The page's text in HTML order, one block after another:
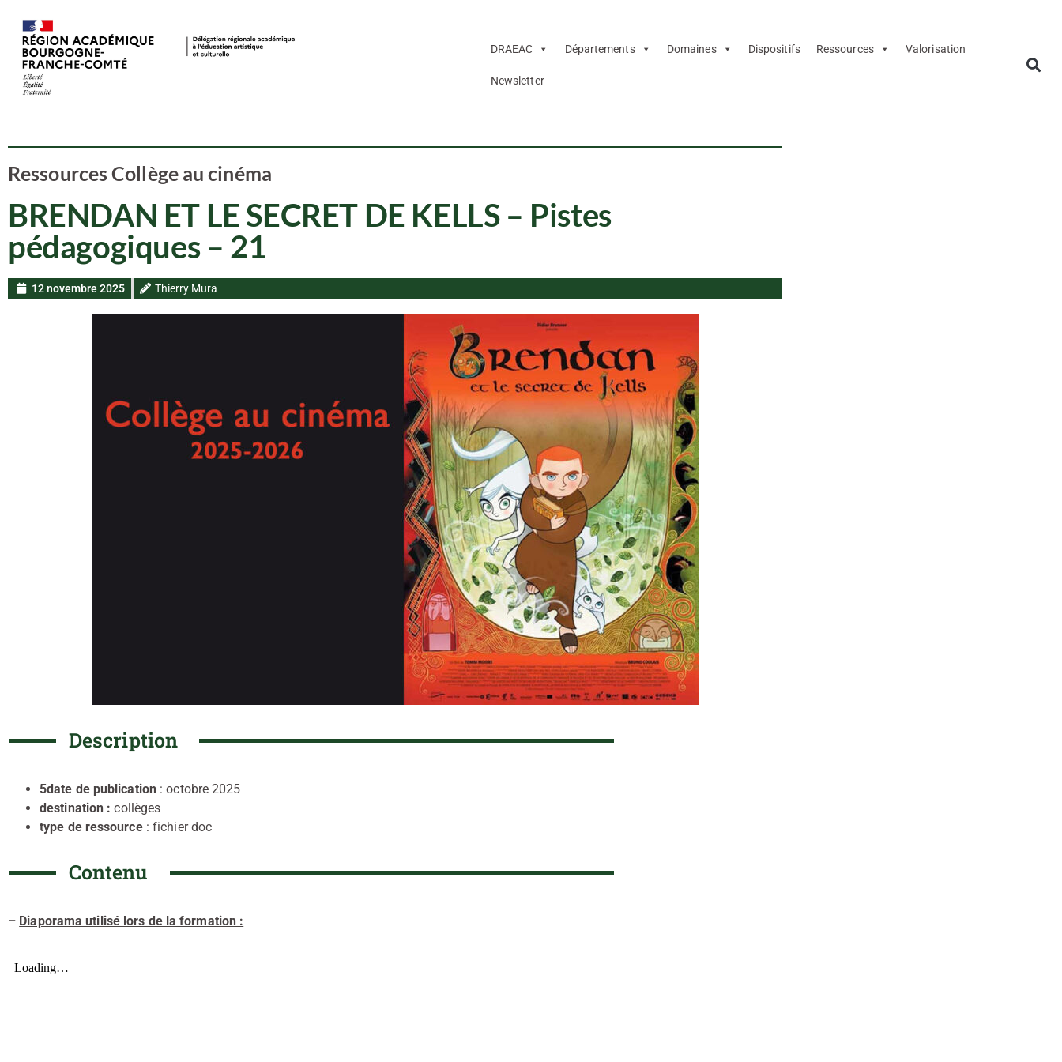
DRAEAC Départements Domaines Dispositifs Ressources Valorisation
Newsletter
Ressources Collège au cinéma
BRENDAN ET LE SECRET DE KELLS – Pistes
pédagogiques – 21
12 novembre 2025 Thierry Mura
Description
5date de publication : octobre 2025
destination :collèges
type de ressource: fichier doc
Contenu
– Diaporama utilisé lors de la formation :